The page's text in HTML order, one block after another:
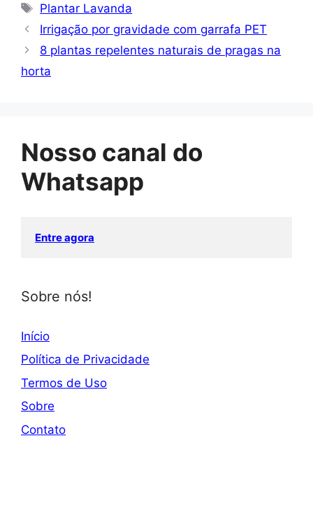
Tags
Plantar Lavanda
Irrigação por gravidade com garrafa PET
8 plantas repelentes naturais de pragas na
horta
Nosso canal do
Whatsapp
Entre agora
Sobre nós!
Início
Política de Privacidade
Termos de Uso
Sobre
Contato